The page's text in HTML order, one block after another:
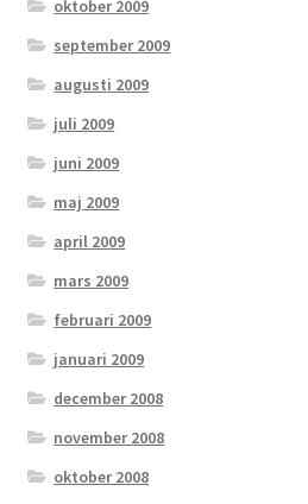
oktober 2009
september 2009
augusti 2009
juli 2009
juni 2009
maj 2009
april 2009
mars 2009
februari 2009
januari 2009
december 2008
november 2008
oktober 2008